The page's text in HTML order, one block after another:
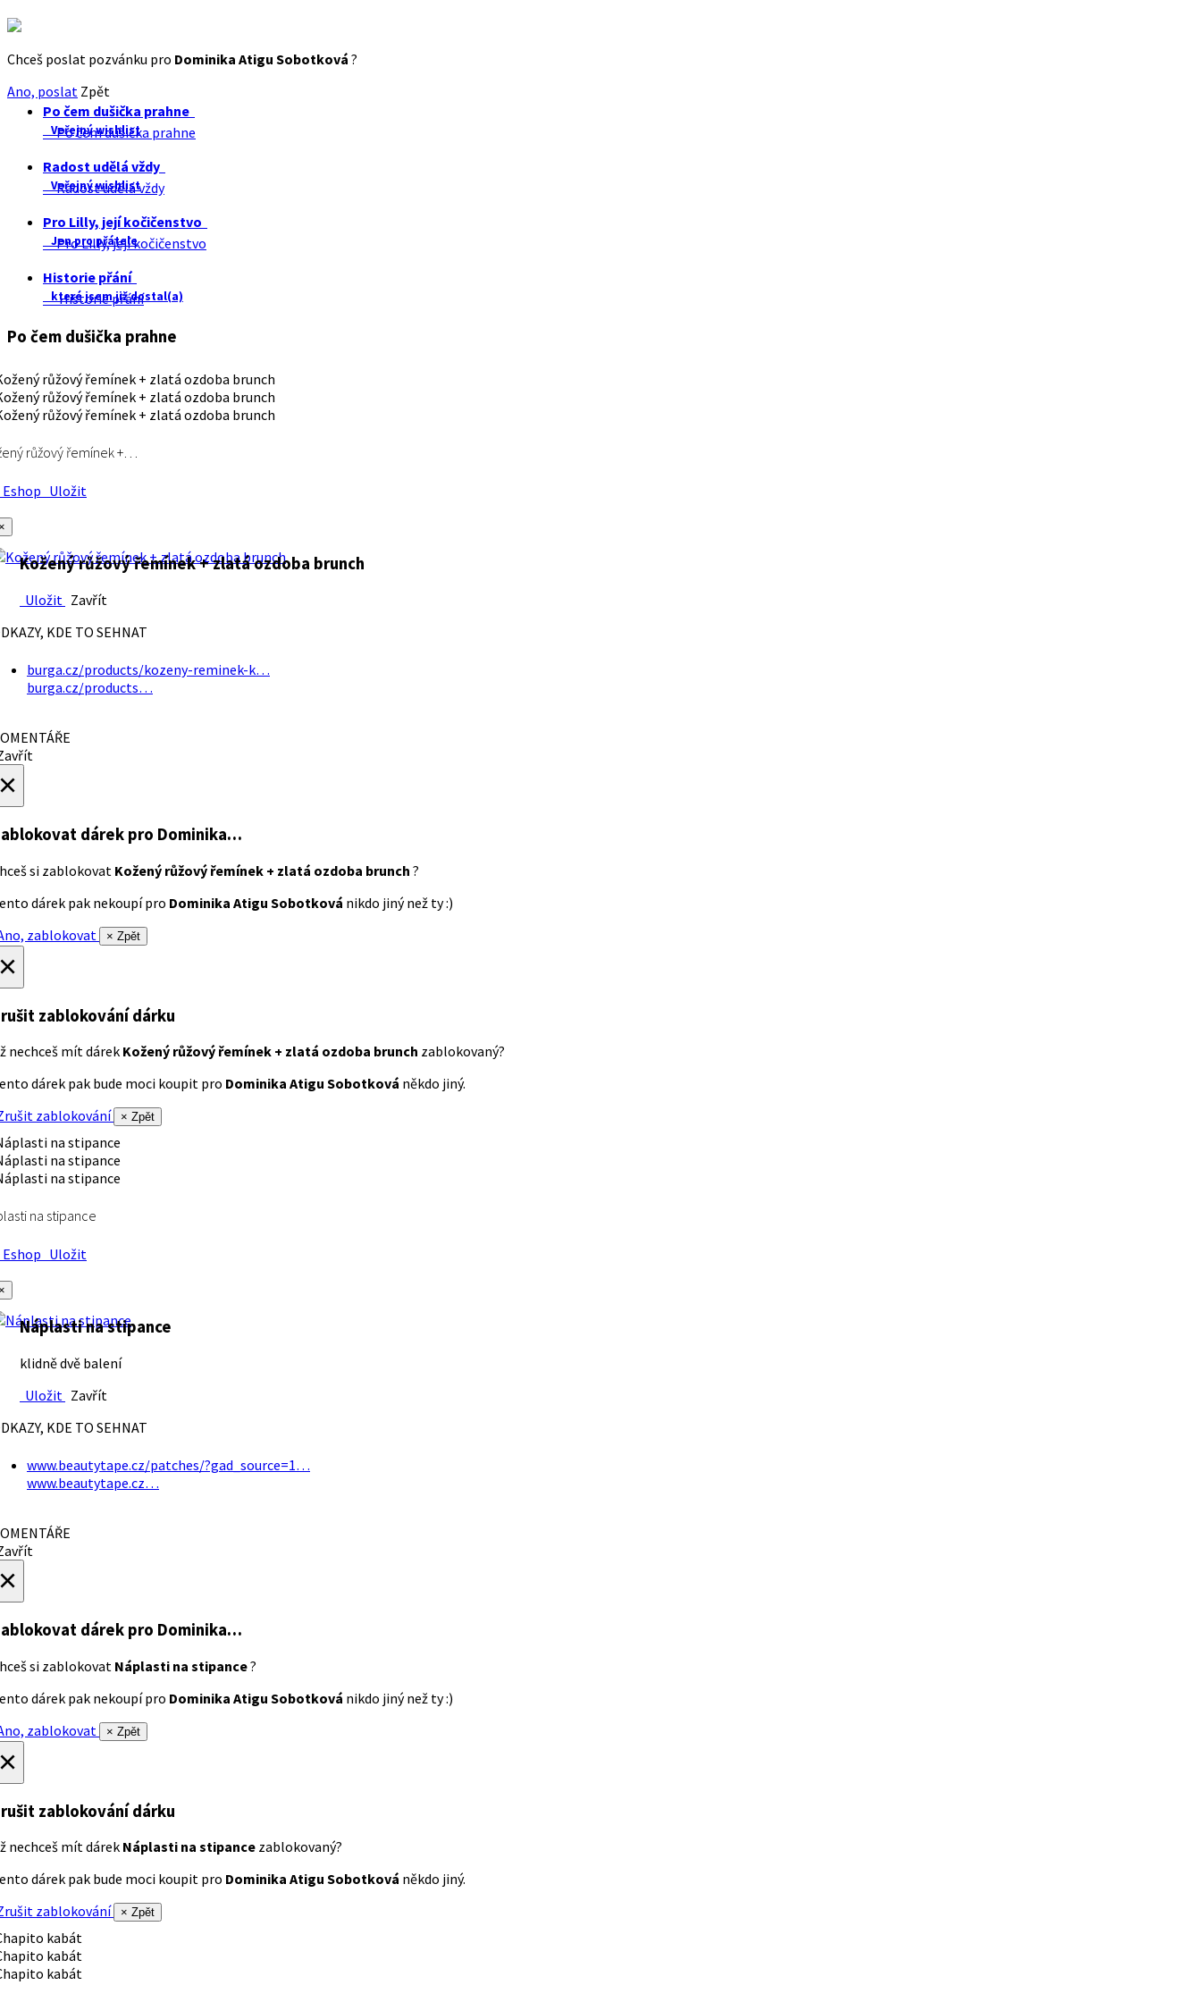
Chceš poslat pozvánku pro Dominika Atigu Sobotková ?
Ano, poslat Zpět
Po čem dušička prahne
Veřejný wishlist
Po čem dušička prahne
Radost udělá vždy
Veřejný wishlist
Radost udělá vždy
Pro Lilly, její kočičenstvo
Jen pro přátele
Pro Lilly, její kočičenstvo
Historie přání
které jsem již dostal(a)
Historie přání
Po čem dušička prahne
růžový řemínek +…
Uložit
Kožený růžový řemínek + zlatá ozdoba brunch
Uložit Zavřít
KDE TO SEHNAT
burga.cz/products/kozeny-reminek-k…
burga.cz/products…
dárek pro Dominika…
si zablokovat Kožený růžový řemínek + zlatá ozdoba brunch ?
dárek pak nekoupí pro Dominika Atigu Sobotková nikdo jiný než ty :)
zablokovat
× Zpět
zablokování dárku
nechceš mít dárek Kožený růžový řemínek + zlatá ozdoba brunch zablokovaný?
dárek pak bude moci koupit pro Dominika Atigu Sobotková někdo jiný.
zablokování
× Zpět
na stipance
Uložit
Náplasti na stipance
klidně dvě balení
Uložit Zavřít
KDE TO SEHNAT
www.beautytape.cz/patches/?gad_source=1…
www.beautytape.cz…
dárek pro Dominika…
si zablokovat Náplasti na stipance?
dárek pak nekoupí pro Dominika Atigu Sobotková nikdo jiný než ty :)
zablokovat
× Zpět
zablokování dárku
nechceš mít dárek Náplasti na stipance zablokovaný?
dárek pak bude moci koupit pro Dominika Atigu Sobotková někdo jiný.
zablokování
× Zpět